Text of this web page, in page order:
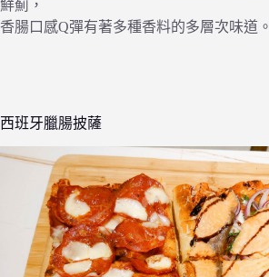
鮮薊，
香腸口感Q彈有著多種香料的多層次味道。
西班牙臘腸披薩